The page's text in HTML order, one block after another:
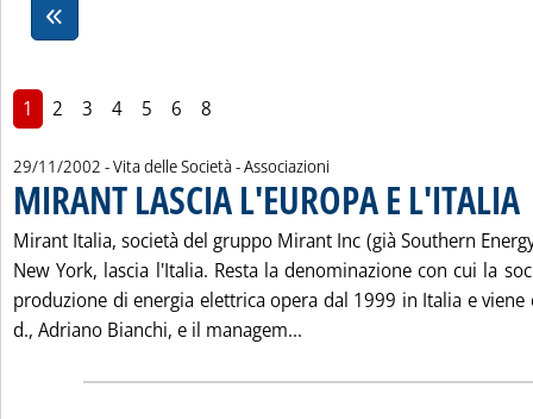
1 2 3 4 5 6 8
29/11/2002 - Vita delle Società - Associazioni
MIRANT LASCIA L'EUROPA E L'ITALIA
Mirant Italia, società del gruppo Mirant Inc (già Southern
New York, lascia l'Italia. Resta la denominazione con cui la
produzione di energia elettrica opera dal 1999 in Italia e
d., Adriano Bianchi, e il managem...